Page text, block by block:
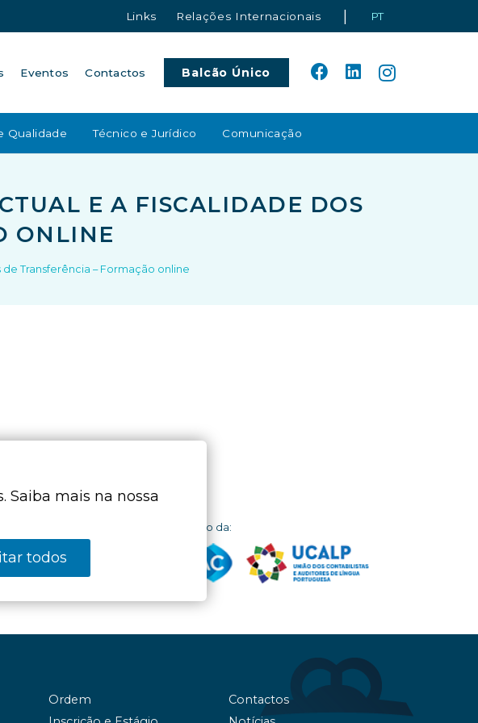
Links Relações Internacionais | PT
Eventos Contactos Balcão Único
Qualidade Técnico e Jurídico Comunicação
E A FISCALIDADE DOS
ONLINE
Transferência – Formação online
Membro da:
Ordem
Contactos
Saiba mais na nossa
todos